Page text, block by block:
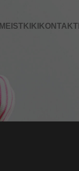
MEISTKIKI KONTAKT